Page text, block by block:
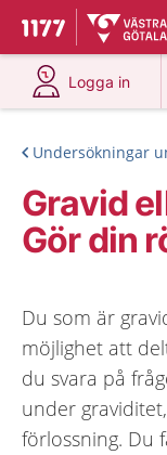
Till startsidan för
Du har
Logga in
på 1177.se
Undersökningar
Gravid
Gör din
Du som är
möjlighet att
du svara på
under
förlossning. Du